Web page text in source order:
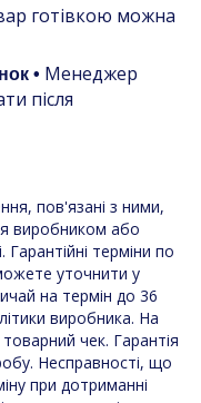
готівкою можна
• Менеджер
після
пов'язані з ними,
виробником або
терміни по
уточнити у
на термін до 36
виробника. На
чек. Гарантія
Несправності, що
при дотриманні